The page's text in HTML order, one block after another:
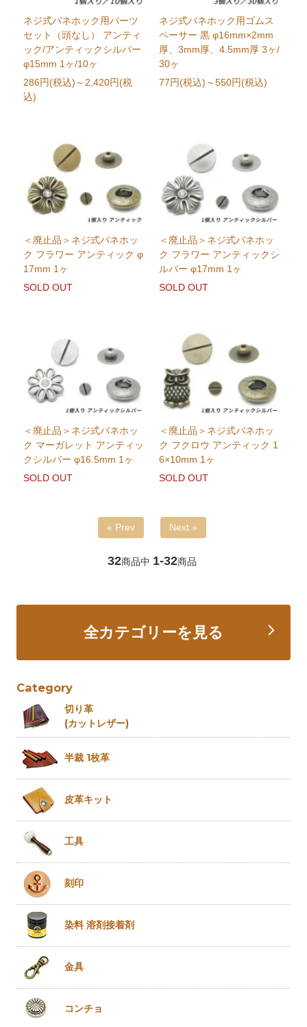
ネジ式バネホック用パーツ
セット（頭なし） アンティ
ック/アンティックシルバー
φ15mm 1ヶ/10ヶ
286円(税込) ～2,420円(税
込)
ネジ式バネホック用ゴムス
ペーサー 黒 φ16mm×2mm
厚、3mm厚、4.5mm厚 3ヶ/
30ヶ
77円(税込) ～550円(税込)
＜廃止品＞ネジ式バネホッ
ク フラワー アンティック φ
17mm 1ヶ
SOLD OUT
＜廃止品＞ネジ式バネホッ
ク フラワー アンティックシ
ルバー φ17mm 1ヶ
SOLD OUT
＜廃止品＞ネジ式バネホッ
ク マーガレット アンティッ
クシルバー φ16.5mm 1ヶ
SOLD OUT
＜廃止品＞ネジ式バネホッ
ク フクロウ アンティック 1
6×10mm 1ヶ
SOLD OUT
« Prev Next »
32商品中 1-32商品
全カテゴリーを見る
Category
切り革
(カットレザー)
半裁 1枚革
皮革キット
工具
刻印
染料 溶剤接着剤
金具
コンチョ